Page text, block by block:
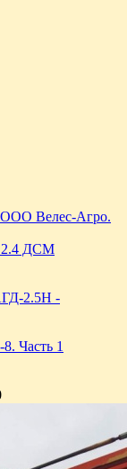
ООО Велес-Агро.
2.4 ДСМ
2.5Н -
Часть 1